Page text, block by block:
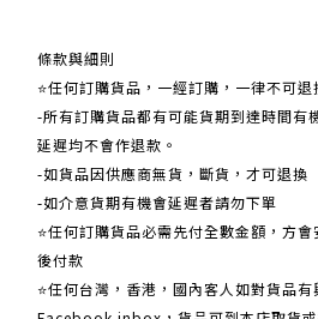
條款與細則
⭐任何訂購貨品，一經訂購，一律不可退
-所有訂購貨品都有可能貨期到達時間有
延遲均不會作退款。
-如貨品因供應商無貨，斷貨，才可退換
-如介意貨期有機會延遲者請勿下單
⭐任何訂購貨品必需先付全數金額，方
後付款
⭐任何台灣，香港，國內客人如對貨品